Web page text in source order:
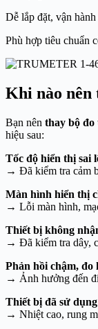
Dễ lắp đặt, vận
Phù hợp tiêu chuẩn
Khi nào nên
Bạn nên thay bộ đo
hiệu sau:
Tốc độ hiển thị sai
→ Đã kiểm tra cảm
Màn hình hiển thị
→ Lỗi màn hình,
Thiết bị không
→ Đã kiểm tra dây,
Phản hồi chậm, đo
→ Ảnh hưởng đến
Thiết bị đã sử
→ Nhiệt cao, rung